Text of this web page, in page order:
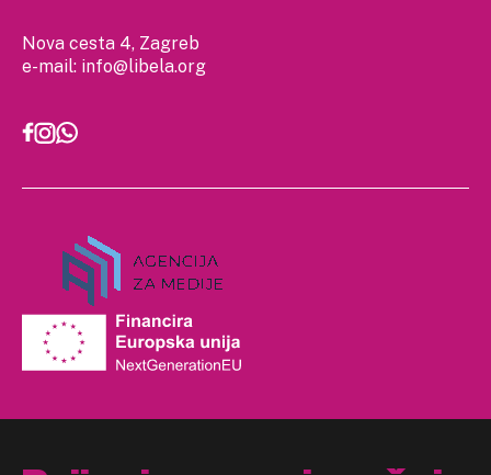
Nova cesta 4, Zagreb
e-mail: info@libela.org